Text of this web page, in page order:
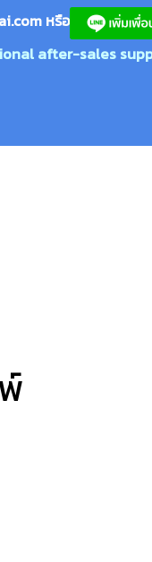
หรือ
after-sales